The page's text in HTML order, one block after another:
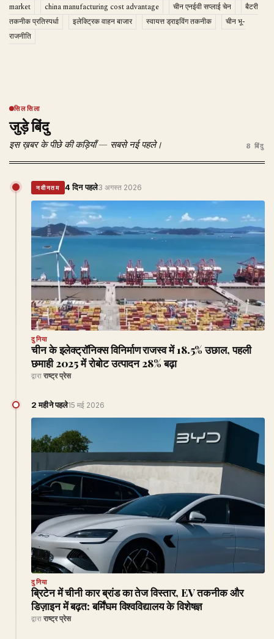
market
china manufacturing cost advantage चीन एनईवी सप्लाई चेन
बैटरी
तकनीक प्रतिस्पर्धा
इलेक्ट्रिक वाहन बाजार स्वायत्त ड्राइविंग तकनीक
चीन भू-
राजनीति
सिलसिला
जुड़े बिंदु
इस ख़बर के पीछे की कड़ियाँ — सबसे नई पहले। 8 बिंदु
नवीनतम 4 दिन पहले3 अगस्त 2026
दुनिया
चीन के इलेक्ट्रॉनिक्स विनिर्माण राजस्व में 18.5% उछाल, पहली
छमाही 2025 में रोबोट उत्पादन 28% बढ़ा
द्वारा राष्ट्र प्रेस
2 महीने पहले15 मई 2026
दुनिया
ब्रिटेन में चीनी कार ब्रांड का तेज विस्तार, EV तकनीक और
डिज़ाइन में बढ़त: बर्मिंघम विश्वविद्यालय के विशेषज्ञ
द्वारा राष्ट्र प्रेस